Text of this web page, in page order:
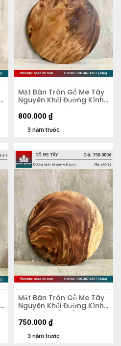
Mặt Bàn Tròn Gỗ Me Tây
Nguyên Khối Đường Kính
47 Dày 5 (cm)
3 năm trước
800.000 ₫
Mặt Bàn Tròn Gỗ Me Tây
Nguyên Khối Đường Kính
56 Dày 4,8 (cm)
3 năm trước
750.000 ₫